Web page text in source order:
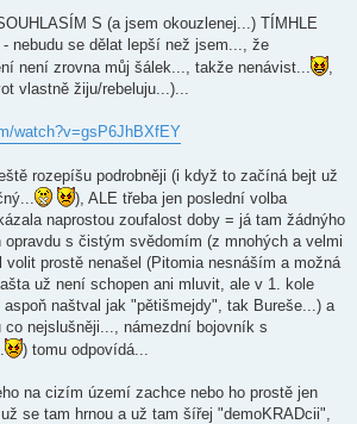
S (a jsem okouzlenej...) TÍMHLE
nebudu se dělat lepší než jsem..., že
není zrovna můj šálek..., takže nenávist...
vlastně žiju/rebeluju...)...
watch?v=gsP6JhBXfEY
rozepíšu podrobněji (i když to začíná bejt už
), ALE třeba jen poslední volba
naprostou zoufalost doby = já tam žádnýho
opravdu s čistým svědomím (z mnohých a velmi
volit prostě nenašel (Pitomia nesnáším a možná
už není schopen ani mluvit, ale v 1. kole
naštval jak "pětišmejdy", tak Bureše...) a
nejslušněji..., námezdní bojovník s
) tomu odpovídá...
na cizím území zachce nebo ho prostě jen
se tam hrnou a už tam šířej "demoKRADcii",